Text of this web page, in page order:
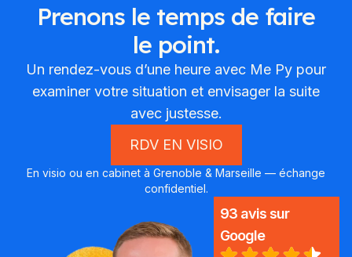
Prenons le temps de faire
le point.
Un rendez-vous d’une heure avec Me Py pour
examiner votre situation et envisager la suite
avec justesse.
RDV EN VISIO
En visio ou en cabinet à Grenoble & Marseille — échange
confidentiel.
93 avis sur
Google